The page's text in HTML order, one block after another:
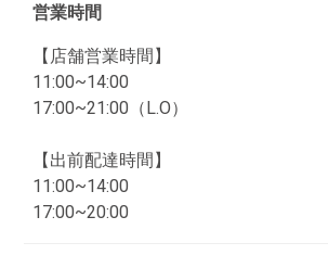
営業時間
【店舗営業時間】
11:00~14:00
17:00~21:00（L.O）
【出前配達時間】
11:00~14:00
17:00~20:00